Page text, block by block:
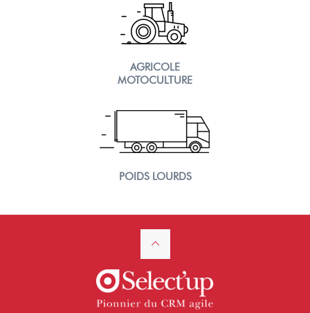
AGRICOLE
MOTOCULTURE
POIDS LOURDS